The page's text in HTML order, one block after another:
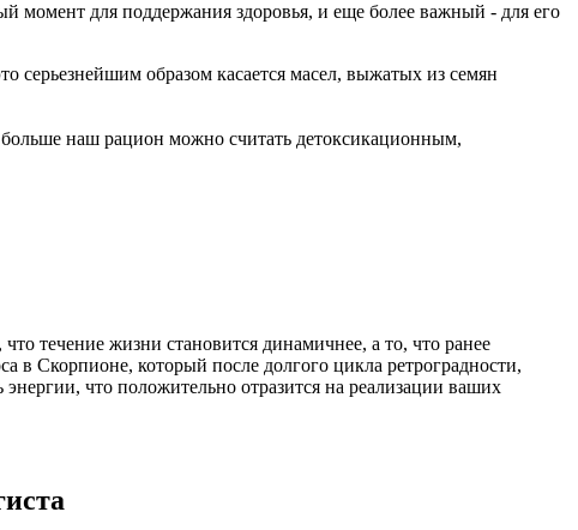
момент для поддержания здоровья, и еще более важный - для его
серьезнейшим образом касается масел, выжатых из семян
наш рацион можно считать детоксикационным,
течение жизни становится динамичнее, а то, что ранее
в Скорпионе, который после долгого цикла ретроградности,
что положительно отразится на реализации ваших